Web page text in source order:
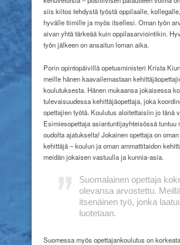
siis kiitos tehdystä työstä oppilaalle,
hyvälle tiimille ja myös itsellesi. Oman työn
aivan yhtä tärkeää kuin oppilasarviointikin.
työn jälkeen on ansaitun loman aika.
Porin opintopäivillä opetusministeri Krista
meille hänen kaavailemastaan
koulutuksesta. Hänen mukaansa jokaisessa
tulevaisuudessa kehittäjäopettaja, joka
opettajien työtä. Koulutus aloitettaisiin jo tänä
Esimiesopettaja asiantuntijayhteisössä tuntuu
oudolta ajatukselta! Jokainen opettaja on
kehittäjä – koulun ja oman ammattitaidon
meidän jokaisen vastuulla ja kunnia-asia.
Suomalainen opettaja
olevansa arvostettu.
itsenäinen työ, jonka
luotetaan.
Suomessa myös opettajankoulutus on